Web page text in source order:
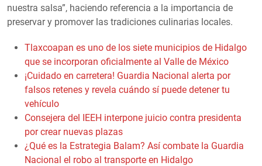
nuestra salsa”, haciendo referencia a la importancia de
preservar y promover las tradiciones culinarias locales.
Tlaxcoapan es uno de los siete municipios de Hidalgo
que se incorporan oficialmente al Valle de México
¡Cuidado en carretera! Guardia Nacional alerta por
falsos retenes y revela cuándo sí puede detener tu
vehículo
Consejera del IEEH interpone juicio contra presidenta
por crear nuevas plazas
¿Qué es la Estrategia Balam? Así combate la Guardia
Nacional el robo al transporte en Hidalgo